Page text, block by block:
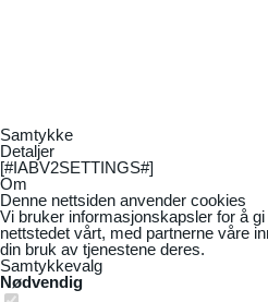
Samtykke
Detaljer
[#IABV2SETTINGS#]
Om
Denne nettsiden anvender cookies
Vi bruker informasjonskapsler for å
nettstedet vårt, med partnerne våre
din bruk av tjenestene deres.
Samtykkevalg
Nødvendig